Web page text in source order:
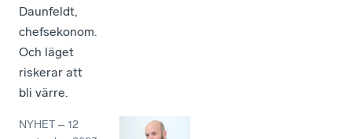
Daunfeldt,
chefsekonom.
Och läget
riskerar att
bli värre.
NYHET –12